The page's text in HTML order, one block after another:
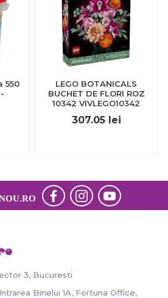
LEGO BOTANICALS
BUCHET DE FLORI ROZ
10342 VIVLEGO10342
307.05 lei
3, Bucuresti
Binelui 1A, Fortuna Office,